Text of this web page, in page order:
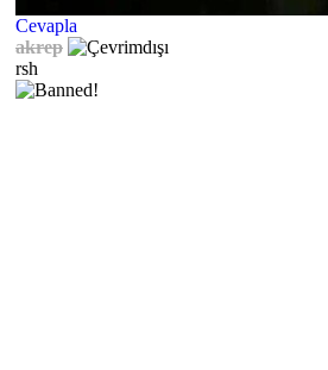
Cevapla
akrep
rsh